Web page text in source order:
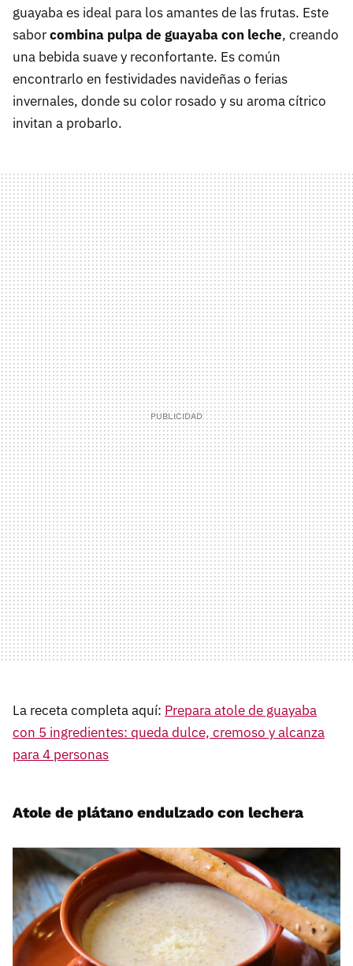
guayaba es ideal para los amantes de las frutas. Este
saborcombina pulpa de guayaba con leche, creando
una bebida suave y reconfortante. Es común
encontrarlo en festividades navideñas o ferias
invernales, donde su color rosado y su aroma cítrico
invitan a probarlo.
La receta completa aquí: Prepara atole de guayaba
con 5 ingredientes: queda dulce, cremoso y alcanza
para 4 personas
Atole de plátano endulzado con lechera